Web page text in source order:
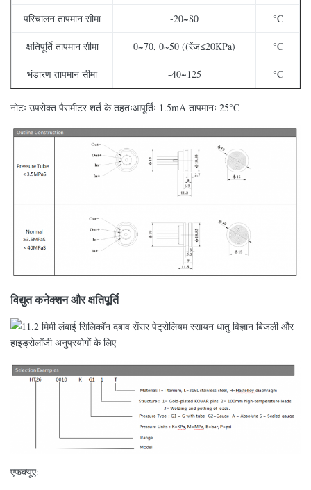
परिचालन तापमान सीमा -20~80 °C
क्षतिपूर्ति तापमान सीमा 0~70, 0~50 ((रेंज≤20KPa) °C
भंडारण तापमान सीमा -40~125 °C
नोटः उपरोक्त पैरामीटर शर्त के तहतःआपूर्तिः 1.5mA तापमानः 25°C
विद्युत कनेक्शन और क्षतिपूर्ति
एफक्यूए: